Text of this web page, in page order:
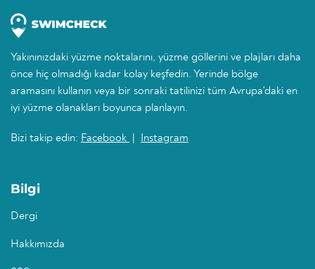
Yakınınızdaki yüzme noktalarını, yüzme göllerini ve plajları daha
önce hiç olmadığı kadar kolay keşfedin. Yerinde bölge
aramasını kullanın veya bir sonraki tatilinizi tüm Avrupa'daki en
iyi yüzme olanakları boyunca planlayın.
Bizi takip edin: Facebook Instagram
Bilgi
Dergi
Hakkımızda